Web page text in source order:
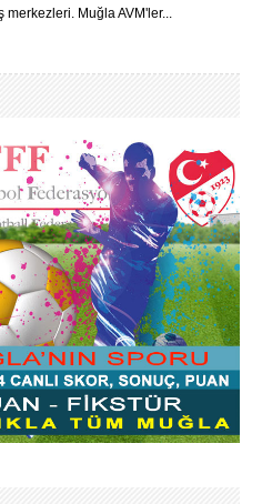
merkezleri. Muğla AVM'ler...